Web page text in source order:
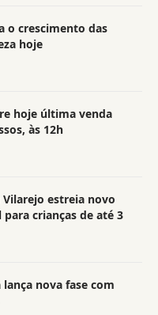
o crescimento das
hoje
hoje última venda
às 12h
Vilarejo estreia novo
crianças de até 3
lança nova fase com